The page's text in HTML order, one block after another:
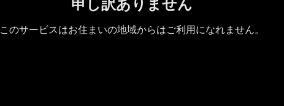
申し訳ありません
このサービスはお住まいの地域からはご利用になれません。